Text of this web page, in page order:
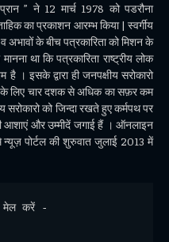
” ने 12 मार्च 1978 को पडरौना
का प्रकाशन आरम्भ किया | स्वर्गीय
अभावों के बीच पत्रकारिता को मिशन के
था कि पत्रकारिता राष्ट्रीय लोक
। इसके द्वारा ही जनपक्षीय सरोकारो
के लिए चार दशक से अधिक का सफ़र कम
सरोकारो को जिन्दा रखते हुए कर्मपथ पर
आशाएं और उम्मीदें जगाई हैं । ऑनलाइन
न्यूज़ पोर्टल की शुरुवात जुलाई 2013 में
मेल करें -